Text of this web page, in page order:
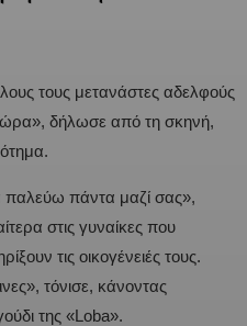
τους μετανάστες αδελφούς
δήλωσε από τη σκηνή,
παλεύω πάντα μαζί σας»,
στις γυναίκες που
τις οικογένειές τους.
τόνισε, κάνοντας
της «Loba».